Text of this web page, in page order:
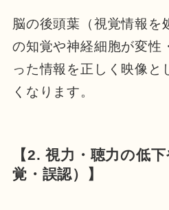
脳の後頭葉（視覚情報を
の知覚や神経細胞が変性
った情報を正しく映像と
くなります。
【2. 視力・聴力の低
覚・誤認）】